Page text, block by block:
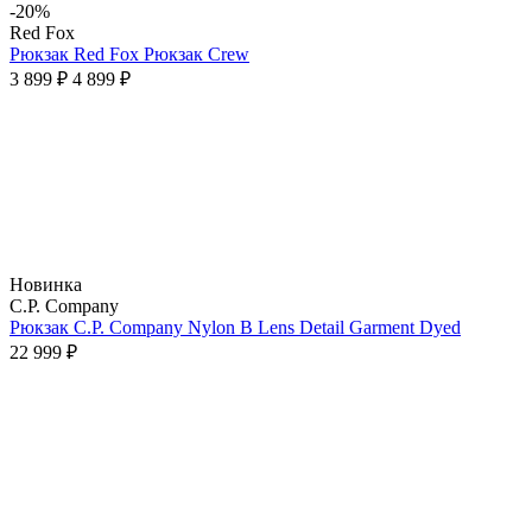
-20%
Red Fox
Рюкзак Red Fox Рюкзак Crew
3 899 ₽ 4 899 ₽
Новинка
C.P. Company
Рюкзак C.P. Company Nylon B Lens Detail Garment Dyed
22 999 ₽